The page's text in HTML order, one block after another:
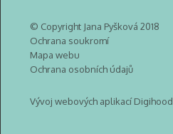
© Copyright Jana Pyšková 2018
Ochrana soukromí
Mapa webu
Ochrana osobních údajů
Vývoj webových aplikací Digihood